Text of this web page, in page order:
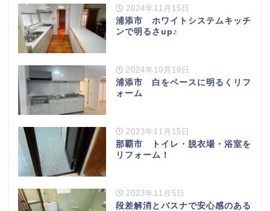
2024年11月15日
浦添市 ホワイトシステムキッチ
ンで明るさup♪
2024年10月19日
浦添市 白をベースに明るくリフ
ォーム
2023年11月15日
那覇市 トイレ・脱衣場・浴室を
リフォーム！
2023年11月5日
段差解消とバスナで安心感のある